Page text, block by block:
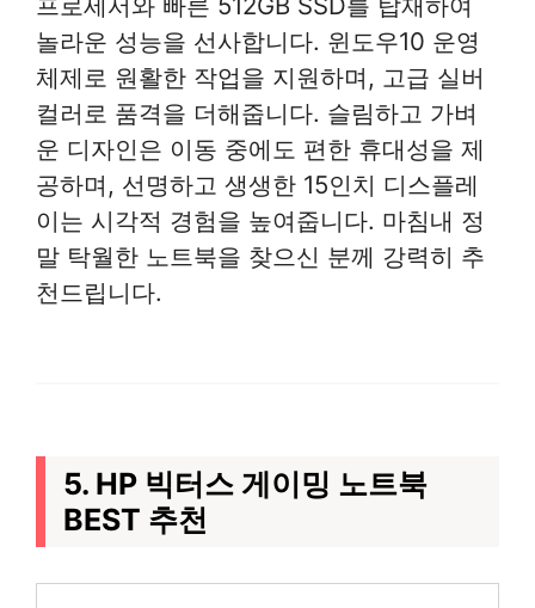
놀라운 성능을 선사합니다. 윈도우10 운영
체제로 원활한 작업을 지원하며, 고급 실버
컬러로 품격을 더해줍니다. 슬림하고 가벼
운 디자인은 이동 중에도 편한 휴대성을 제
공하며, 선명하고 생생한 15인치 디스플레
이는 시각적 경험을 높여줍니다. 마침내 정
말 탁월한 노트북을 찾으신 분께 강력히 추
천드립니다.
5. HP 빅터스 게이밍 노트북
BEST 추천